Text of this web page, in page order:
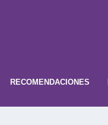
RECOMENDACIONES